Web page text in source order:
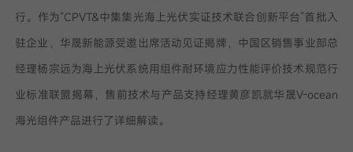
我已阅读并同意
行。作为“CPVT&中集集光海上光伏实证技术联合创新平台”首批入
驻企业，华晟新能源受邀出席活动见证揭牌，中国区销售事业部总
经理杨宗远为海上光伏系统用组件耐环境应力性能评价技术规范行
业标准联盟揭幕，售前技术与产品支持经理黄彦凯就华晟V-ocean
海光组件产品进行了详细解读。